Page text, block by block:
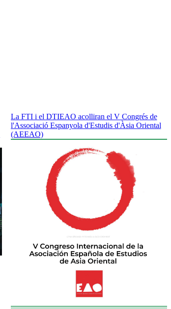
La FTI i el DTIEAO acolliran el V Congrés de
l'Associació Espanyola d'Estudis d'Àsia Oriental
(AEEAO)